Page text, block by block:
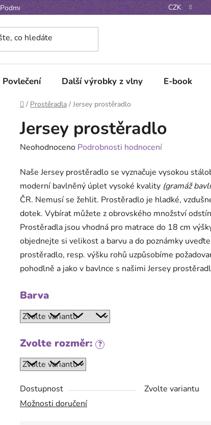
Podmínky ochrany osobních údajů Reklamační řád
CZK
Povlečení Další výrobky z vlny E-book
Domů
/ Prostěradla / Jersey prostěradlo
Jersey prostěradlo
Průměrné
produktu
je
0,0
z
5
hvězdiček.
Neohodnoceno Podrobnosti hodnocení
Naše Jersey prostěradlo se vyznačuje vysokou
moderní bavlněný úplet vysoké kvality (gramáž
ČR. Nemusí se žehlit. Prostěradlo je hladké,
dotek. Vybírat můžete z obrovského množství
Prostěradla jsou vhodná pro matrace do 18 cm
objednejte si velikost a barvu a do poznámky
prostěradlo, resp. výšku rohů uzpůsobíme
pohodlně a jako v bavlnce s našimi Jersey
Barva
Zvolte rozměr: ?
Dostupnost
Zvolte variantu
Možnosti doručení